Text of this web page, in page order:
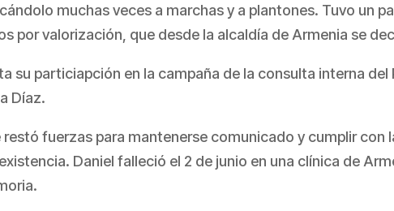
muchas veces a marchas y a plantones. Tuvo un
por valorización, que desde la alcaldía de Armenia se
su particiapción en la campaña de la consulta interna del
Díaz.
fuerzas para mantenerse comunicado y cumplir con
Daniel falleció el 2 de junio en una clínica de